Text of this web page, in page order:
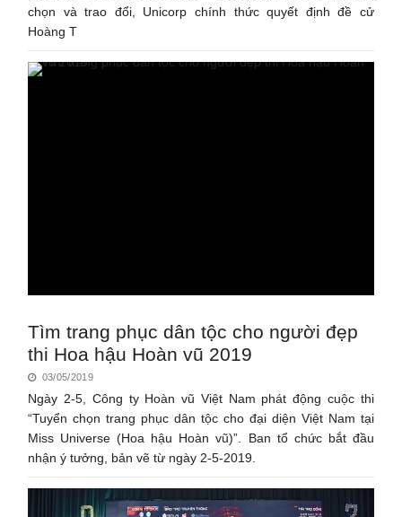
chọn và trao đổi, Unicorp chính thức quyết định đề cử
Hoàng T
Tìm trang phục dân tộc cho người đẹp
thi Hoa hậu Hoàn vũ 2019
03/05/2019
Ngày 2-5, Công ty Hoàn vũ Việt Nam phát động cuộc thi
“Tuyển chọn trang phục dân tộc cho đại diện Việt Nam tại
Miss Universe (Hoa hậu Hoàn vũ)”. Ban tổ chức bắt đầu
nhận ý tưởng, bản vẽ từ ngày 2-5-2019.